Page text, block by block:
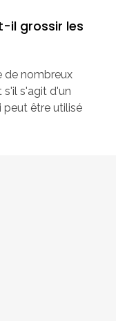
il grossir les
de nombreux
s'il s'agit d'un
peut être utilisé